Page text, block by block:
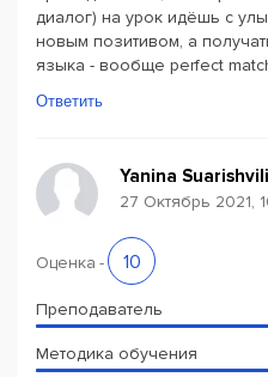
диалог) на урок идёшь с
новым позитивом, а
языка - вообще perfect
Ответить
Yanina Suarishvili
27 Октябрь 2021,
Оценка - 10
Преподаватель
Методика обучения